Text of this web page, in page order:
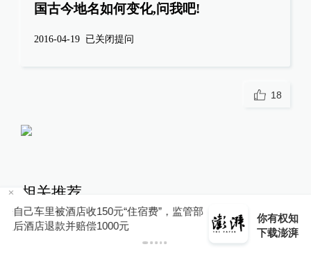
国古今地名如何变化,问我吧!
2016-04-19 已关闭提问
18
相关推荐
文学花边特别节目 | 三位新晋
鲁奖得主下周二做客澎湃新
你有权知道更多
下载澎湃新闻客户端
下载APP